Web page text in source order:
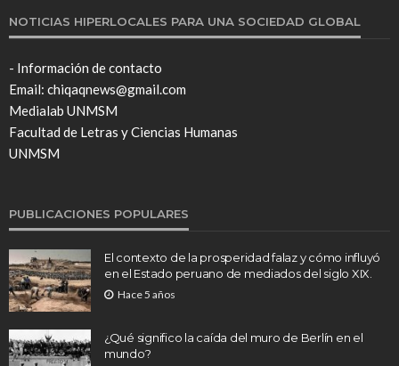
NOTICIAS HIPERLOCALES PARA UNA SOCIEDAD GLOBAL
- Información de contacto
Email: chiqaqnews@gmail.com
Medialab UNMSM
Facultad de Letras y Ciencias Humanas
UNMSM
PUBLICACIONES POPULARES
El contexto de la prosperidad falaz y cómo influyó
en el Estado peruano de mediados del siglo XIX.
Hace 5 años
¿Qué significo la caída del muro de Berlín en el
mundo?